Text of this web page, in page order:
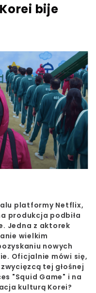
bije
platformy Netflix,
produkcja podbiła
Jedna z aktorek
wielkim
nowych
Oficjalnie mówi się,
tej głośnej
"Squid Game" i na
kulturą Korei?